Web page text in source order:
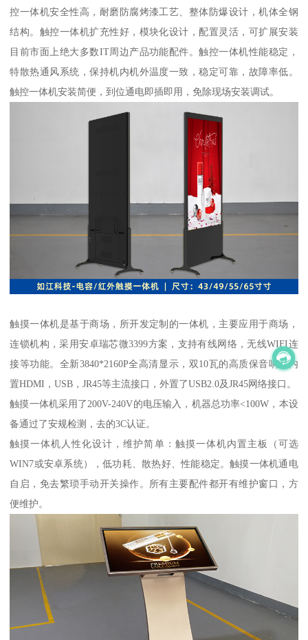
控一体机安全性高，耐磨防腐烤漆工艺、整体防爆设计，机体全钢
结构。触控一体机扩充性好，模块化设计，配置灵活，可扩展安装
目前市面上绝大多数IT周边产品功能配件。触控一体机性能稳定，
特散热通风系统，保持机内机外温度一致，稳定可靠，故障率低。
触控一体机安装简便，到位通电即插即用，免除现场安装调试。
触摸一体机是基于商场，所开发定制的一体机，主要应用于商场，
连锁机构，采用安卓瑞芯微3399方案，支持有线网络，无线WIFI连
接等功能。全新3840*2160P全高清显示，双10瓦的高质保音响，内
置HDMI，USB，JR45等主流接口，外置了USB2.0及JR45网络接口。
触摸一体机采用了200V-240V的电压输入，机器总功率<100W，本设
备通过了安规检测，去的3C认证。
触摸一体机人性化设计，维护简单：触摸一体机内置主板（可选
WIN7或安卓系统），低功耗、散热好、性能稳定。触摸一体机通电
自启，免去繁琐手动开关操作。所有主要配件都开有维护窗口，方
便维护。